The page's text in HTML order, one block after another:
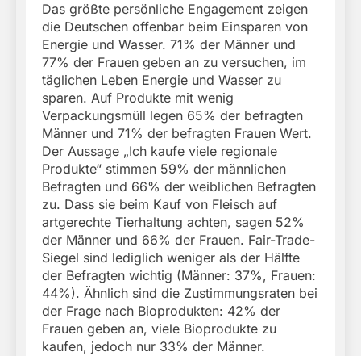
Das größte persönliche Engagement zeigen
die Deutschen offenbar beim Einsparen von
Energie und Wasser. 71% der Männer und
77% der Frauen geben an zu versuchen, im
täglichen Leben Energie und Wasser zu
sparen. Auf Produkte mit wenig
Verpackungsmüll legen 65% der befragten
Männer und 71% der befragten Frauen Wert.
Der Aussage „Ich kaufe viele regionale
Produkte“ stimmen 59% der männlichen
Befragten und 66% der weiblichen Befragten
zu. Dass sie beim Kauf von Fleisch auf
artgerechte Tierhaltung achten, sagen 52%
der Männer und 66% der Frauen. Fair-Trade-
Siegel sind lediglich weniger als der Hälfte
der Befragten wichtig (Männer: 37%, Frauen:
44%). Ähnlich sind die Zustimmungsraten bei
der Frage nach Bioprodukten: 42% der
Frauen geben an, viele Bioprodukte zu
kaufen, jedoch nur 33% der Männer.